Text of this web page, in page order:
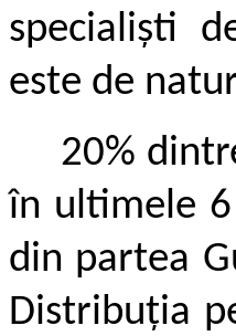
specialiști
este de
20%
în ultimele
din partea
Distribuția